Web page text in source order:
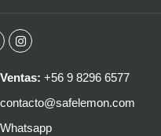
Ventas: +56 9 8296 6577